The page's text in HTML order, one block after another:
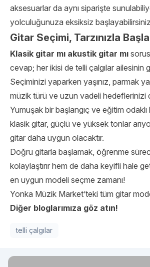
aksesuarlar da aynı siparişte
yolculuğunuza eksiksiz
Gitar Seçimi, Tarzınızla
Klasik gitar mı akustik gitar mı
cevap; her ikisi de telli çalgılar ailesinin
Seçiminizi yaparken yaşınız, parmak
müzik türü ve uzun vadeli hedeflerinizi
Yumuşak bir başlangıç ve eğitim
klasik gitar, güçlü ve yüksek tonlar
gitar daha uygun olacaktır.
Doğru gitarla başlamak, öğrenme
kolaylaştırır hem de daha keyifli hale
en uygun modeli seçme zamanı!
Yonka Müzik Market’teki tüm gitar
Diğer bloglarımıza göz atın!
telli çalgılar